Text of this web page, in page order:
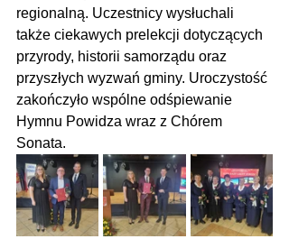
regionalną. Uczestnicy wysłuchali
także ciekawych prelekcji dotyczących
przyrody, historii samorządu oraz
przyszłych wyzwań gminy. Uroczystość
zakończyło wspólne odśpiewanie
Hymnu Powidza wraz z Chórem
Sonata.